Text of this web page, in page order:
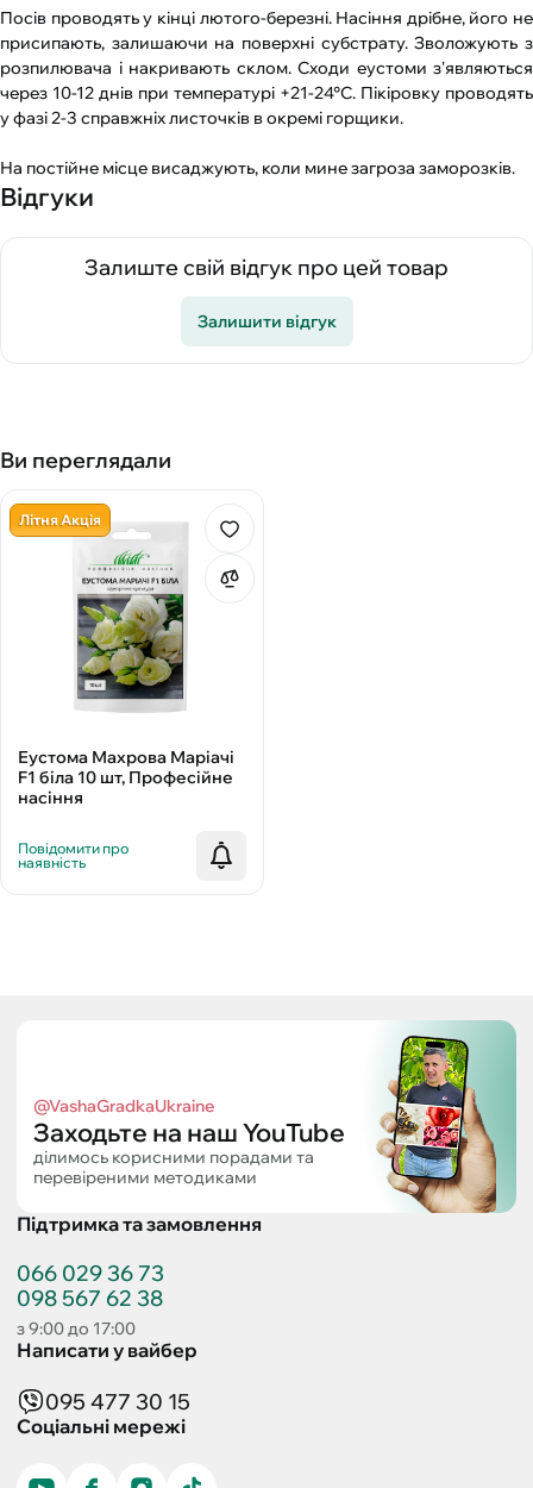
Посів проводять у кінці лютого-березні. Насіння дрібне, його не
присипають, залишаючи на поверхні субстрату. Зволожують з
розпилювача і накривають склом. Сходи еустоми з'являються
через 10-12 днів при температурі +21-24°С. Пікіровку проводять
у фазі 2-3 справжніх листочків в окремі горщики.
На постійне місце висаджують, коли мине загроза заморозків.
Відгуки
Залиште свій відгук про цей товар
Залишити відгук
Ви переглядали
Літня Акція
Еустома Махрова Маріачі
F1 біла 10 шт, Професійне
насіння
Повідомити про
наявність
@VashaGradkaUkraine
Заходьте на наш YouTube
ділимось корисними порадами та
перевіреними методиками
Підтримка та замовлення
066 029 36 73
098 567 62 38
з 9:00 до 17:00
Написати у вайбер
095 477 30 15
Соціальні мережі